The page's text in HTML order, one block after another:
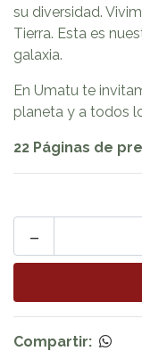
su diversidad.
Tierra. Esta es
galaxia.
En Umatu te
planeta y a todos
22 Páginas de
-
Compartir: